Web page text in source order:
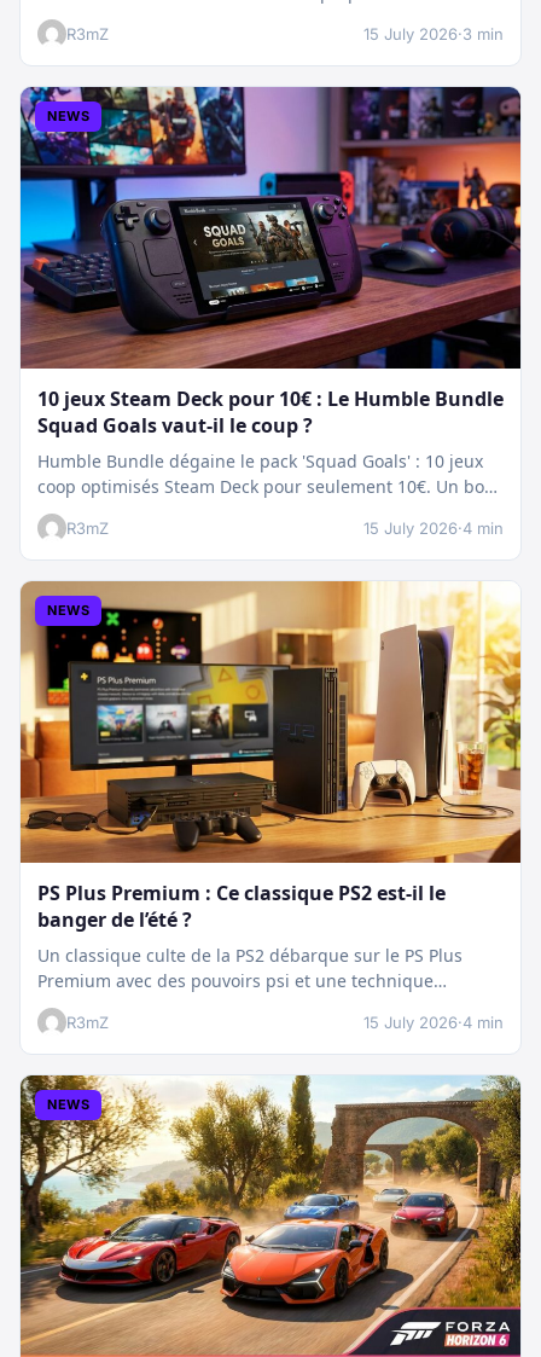
nettoyage…
R3mZ 15 July 2026·3 min
NEWS
10 jeux Steam Deck pour 10€ : Le Humble Bundle
Squad Goals vaut-il le coup ?
Humble Bundle dégaine le pack 'Squad Goals' : 10 jeux
coop optimisés Steam Deck pour seulement 10€. Un bon
plan…
R3mZ 15 July 2026·4 min
NEWS
PS Plus Premium : Ce classique PS2 est-il le
banger de l’été ?
Un classique culte de la PS2 débarque sur le PS Plus
Premium avec des pouvoirs psi et une technique
boostée.…
R3mZ 15 July 2026·4 min
NEWS